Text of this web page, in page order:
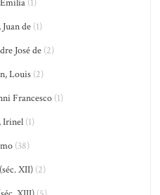
(1)
de(1)
José de(2)
Louis (2)
Francesco(1)
Irinel(1)
(38)
XII)(2)